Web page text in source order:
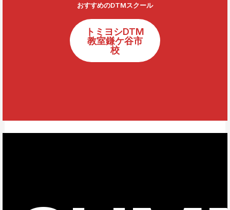
おすすめのDTMスクール
トミヨシDTM
教室鎌ケ谷市
校